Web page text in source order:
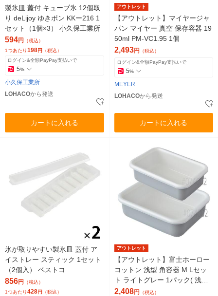
製氷皿 蓋付 キューブ氷 12個取
り deLijoy ゆきポン KKー216 1
セット（1個×3） 小久保工業所
594円
（税込）
1つあたり198円 （税込）
ログイン&全額PayPay支払いで
5%
小久保工業所
LOHACOから発送
カートに入れる
アウトレット
【アウトレット】マイヤージャ
パン マイヤー 真空 保存容器 19
50ml PM-VC1.95 1個
2,493円 （税込）
ログイン&全額PayPay支払いで
5%
MEYER
LOHACOから発送
カートに入れる
氷が取りやすい製氷皿 蓋付 ア
イストレー スティック 1セット
（2個入） ベストコ
856円 （税込）
1つあたり428円 （税込）
アウトレット
【アウトレット】富士ホーロー
コットン 浅型 角容器 M Lセッ
ト ライトグレー 1パック( 浅型
角容器M・L各1)
2,408円 （税込）